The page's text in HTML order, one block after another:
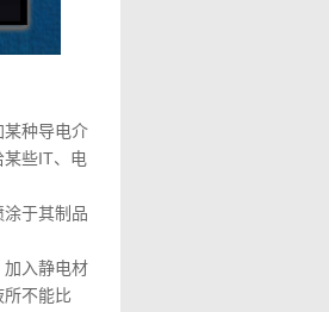
某种导电介
些IT、电
于其制品
加入静电材
不能比